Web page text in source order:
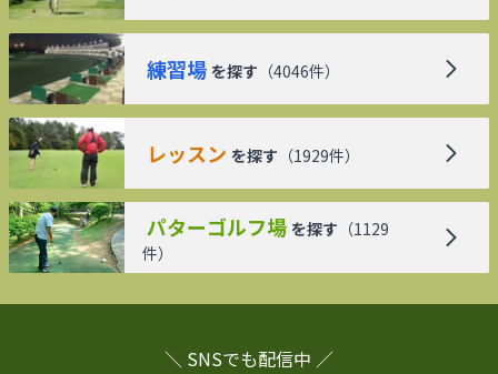
練習場 を探す （4046件）
レッスン を探す （1929件）
パターゴルフ場 を探す （1129
件）
＼ SNSでも配信中 ／